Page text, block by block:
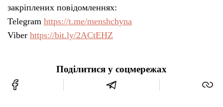
закріплених повідомленнях:
Telegram https://t.me/menshchyna
Viber https://bit.ly/2ACtEHZ
Поділитися у соцмережах